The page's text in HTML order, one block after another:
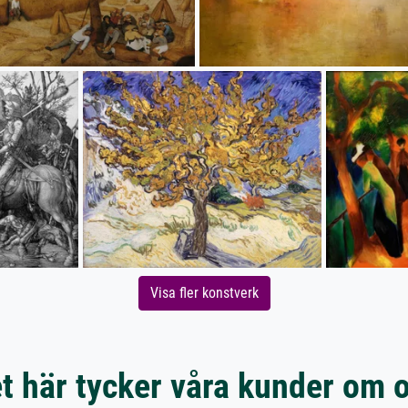
Visa fler konstverk
här tycker våra kunder om